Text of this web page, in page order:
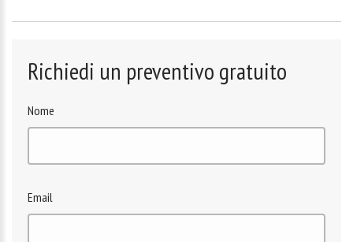
Richiedi un preventivo gratuito
Nome
Email